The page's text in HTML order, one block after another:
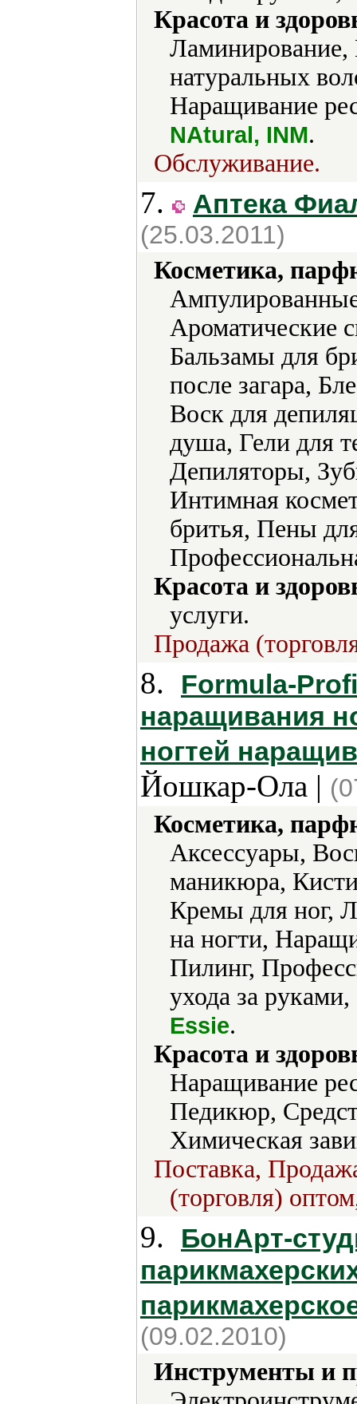
Красота и
натуральных
Наращивание
NAtural, INM.
Обслуживание.
7. Аптека
(25.03.2011)
Косметика,
Ароматические
Бальзамы для
после загара,
Воск для
душа, Гели для
Депиляторы,
Интимная
бритья, Пены
Красота и
услуги.
Продажа
8.
Formula-
наращивания
ногтей
Йошкар-Ола |
Косметика,
Аксессуары,
маникюра,
Кремы для ног,
на ногти,
Пилинг,
ухода за
Essie.
Красота и
Наращивание
Педикюр,
Химическая
Поставка,
(торговля)
9.
БонАрт-
(09.02.2010)
Инструменты и